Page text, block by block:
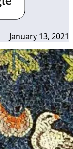
January 13, 2021